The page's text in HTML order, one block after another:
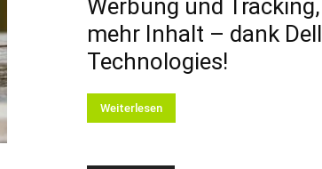
Werbung und Tracking,
mehr Inhalt – dank Dell
Technologies!
Weiterlesen